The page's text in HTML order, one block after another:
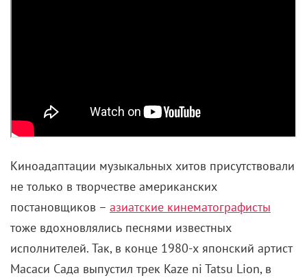
Киноадаптации музыкальных хитов присутствовали
не только в творчестве американских
постановщиков – азиатские кинематографисты
тоже вдохновлялись песнями известных
исполнителей. Так, в конце 1980-х японский артист
Масаси Сада выпустил трек Kaze ni Tatsu Lion, в